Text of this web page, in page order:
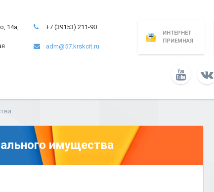
14а,
+7 (39153) 211-90
adm@57.krskcit.ru
ИНТЕРНЕТ
ПРИЕМНАЯ
имущества